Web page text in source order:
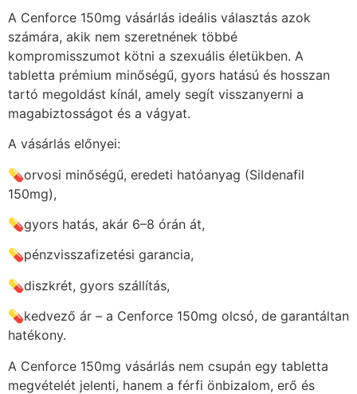
A Cenforce 150mg vásárlás ideális választás azok
számára, akik nem szeretnének többé
kompromisszumot kötni a szexuális életükben. A
tabletta prémium minőségű, gyors hatású és hosszan
tartó megoldást kínál, amely segít visszanyerni a
magabiztosságot és a vágyat.
A vásárlás előnyei:
💊orvosi minőségű, eredeti hatóanyag (Sildenafil
150mg),
💊gyors hatás, akár 6–8 órán át,
💊pénzvisszafizetési garancia,
💊diszkrét, gyors szállítás,
💊kedvező ár – a Cenforce 150mg olcsó, de garantáltan
hatékony.
A Cenforce 150mg vásárlás nem csupán egy tabletta
megvételét jelenti, hanem a férfi önbizalom, erő és